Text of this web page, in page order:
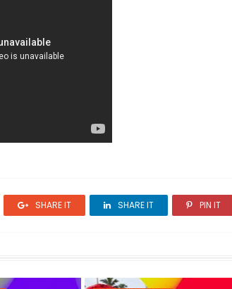
SHARE IT SHARE IT PIN IT